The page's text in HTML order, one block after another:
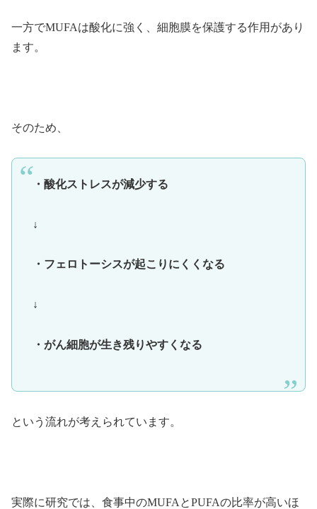
一方でMUFAは酸化に強く、細胞膜を保護する作用があり
ます。
そのため、
・酸化ストレスが減少する
↓
・フェロトーシスが起こりにくくなる
↓
・がん細胞が生き残りやすくなる
という流れが考えられています。
実際に研究では、食事中のMUFAとPUFAの比率が高いほ